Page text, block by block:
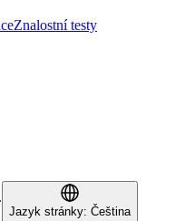
Znalostní testy
Jazyk stránky: Čeština